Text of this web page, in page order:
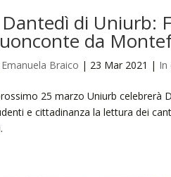
di Uniurb:
da
Emanuela Braico | 23 Mar 2021 | In
25 marzo Uniurb celebrerà
e cittadinanza la lettura dei